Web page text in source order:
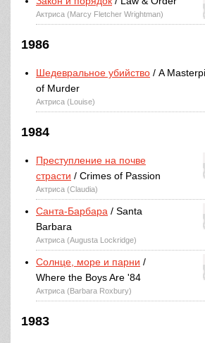
Актриса (Marcy Fletcher Wrightman)
1986
Шедевральное убийство / A
of Murder
Актриса (Louise)
1984
Преступление на почве
страсти / Crimes of Passion
Актриса (Claudia)
Санта-Барбара / Santa
Barbara
Актриса (Augusta Lockridge)
Солнце, море и парни /
Where the Boys Are '84
Актриса (Barbara Roxbury)
1983